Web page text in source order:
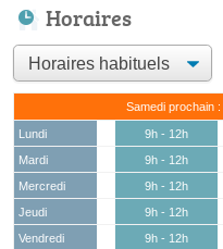
Horaires
Samedi prochain :
Lundi 9h - 12h
Mardi
9h - 12h
Mercredi
9h - 12h
Jeudi
9h - 12h
Vendredi
9h - 12h